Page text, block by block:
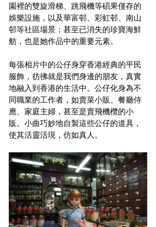
園裡的雙旋滑梯、跳飛機等碩果僅存的
娛樂設施，以及華富邨、彩虹邨、南山
邨等社區場景；甚至已消失的珍寶海鮮
舫，也是她作品中的重要元素。
每張相片中的公仔身穿香港經典的平民
服飾，彷彿就是我們身邊的朋友，真實
地融入到香港的生活中。公仔化身為不
同職業的工作者，如賣菜小販、餐廳侍
應、家庭主婦，甚至是賣飛機欖的小
販。小曲巧妙地自製這些公仔的道具，
使其活靈活現，仿如真人。